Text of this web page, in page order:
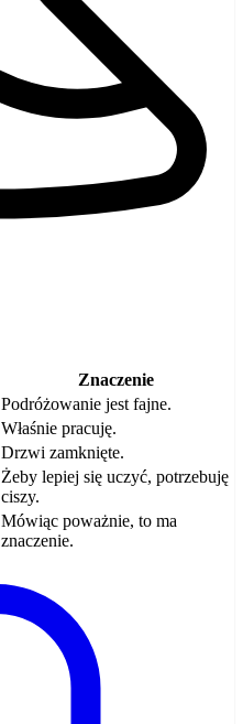
Znaczenie
Podróżowanie jest fajne.
Właśnie pracuję.
Drzwi zamknięte.
Żeby lepiej się uczyć, potrzebuję
ciszy.
Mówiąc poważnie, to ma
znaczenie.